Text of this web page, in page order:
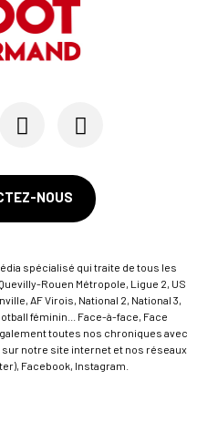
veut frapper un gr...
la direction de...
NOUS
spécialisé qui traite de tous les
Rouen Métropole, Ligue 2, US
AF Virois, National 2, National 3,
féminin... Face-à-face, Face
toutes nos chroniques avec
notre site internet et nos réseaux
Facebook, Instagram.